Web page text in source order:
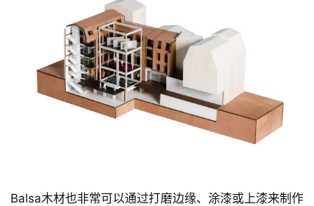
Balsa木材也非常可以通过打磨边缘、涂漆或上漆来制作